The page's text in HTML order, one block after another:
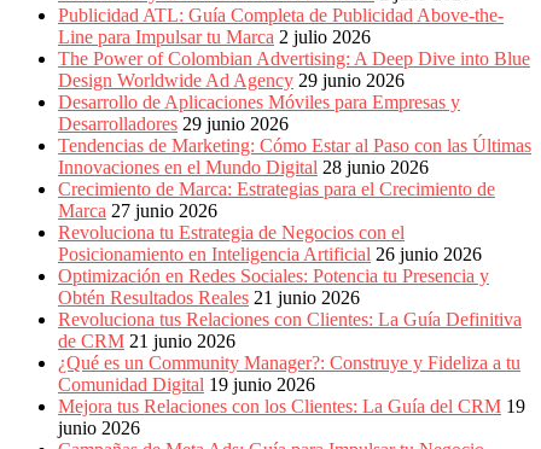
Publicidad ATL: Guía Completa de Publicidad Above-the-
Line para Impulsar tu Marca 2 julio 2026
The Power of Colombian Advertising: A Deep Dive into Blue
Design Worldwide Ad Agency 29 junio 2026
Desarrollo de Aplicaciones Móviles para Empresas y
Desarrolladores 29 junio 2026
Tendencias de Marketing: Cómo Estar al Paso con las Últimas
Innovaciones en el Mundo Digital 28 junio 2026
Crecimiento de Marca: Estrategias para el Crecimiento de
Marca 27 junio 2026
Revoluciona tu Estrategia de Negocios con el
Posicionamiento en Inteligencia Artificial 26 junio 2026
Optimización en Redes Sociales: Potencia tu Presencia y
Obtén Resultados Reales 21 junio 2026
Revoluciona tus Relaciones con Clientes: La Guía Definitiva
de CRM 21 junio 2026
¿Qué es un Community Manager?: Construye y Fideliza a tu
Comunidad Digital 19 junio 2026
Mejora tus Relaciones con los Clientes: La Guía del CRM 19
junio 2026